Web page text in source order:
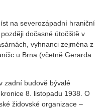
na severozápadní hraniční
dočasné útočiště v
vyhnanci zejména z
u Brna (včetně Gerarda
zadní budově bývalé
8. listopadu 1938. O
židovské organizace –